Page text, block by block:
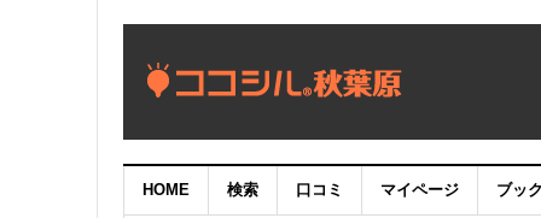
HOME 検索 口コミ マイページ ブッ
【重要：9月5日（火）22時】ココシル